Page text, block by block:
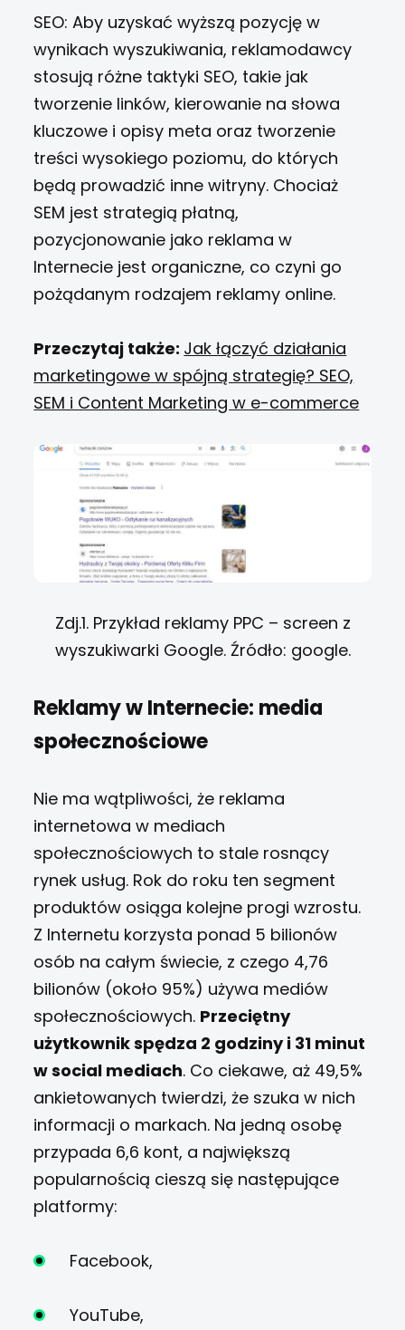
SEO: Aby uzyskać wyższą pozycję w
wynikach wyszukiwania, reklamodawcy
stosują różne taktyki SEO, takie jak
tworzenie linków, kierowanie na słowa
kluczowe i opisy meta oraz tworzenie
treści wysokiego poziomu, do których
będą prowadzić inne witryny. Chociaż
SEM jest strategią płatną,
pozycjonowanie jako reklama w
Internecie jest organiczne, co czyni go
pożądanym rodzajem reklamy online.
Przeczytaj także: Jak łączyć działania
marketingowe w spójną strategię? SEO,
SEM i Content Marketing w e-commerce
Zdj.1. Przykład reklamy PPC – screen z
wyszukiwarki Google. Źródło: google.
Reklamy w Internecie: media
społecznościowe
Nie ma wątpliwości, że reklama
internetowa w mediach
społecznościowych to stale rosnący
rynek usług. Rok do roku ten segment
produktów osiąga kolejne progi wzrostu.
Z Internetu korzysta ponad 5 bilionów
osób na całym świecie, z czego 4,76
bilionów (około 95%) używa mediów
społecznościowych. Przeciętny
użytkownik spędza 2 godziny i 31 minut
w social mediach. Co ciekawe, aż 49,5%
ankietowanych twierdzi, że szuka w nich
informacji o markach. Na jedną osobę
przypada 6,6 kont, a największą
popularnością cieszą się następujące
platformy:
Facebook,
YouTube,